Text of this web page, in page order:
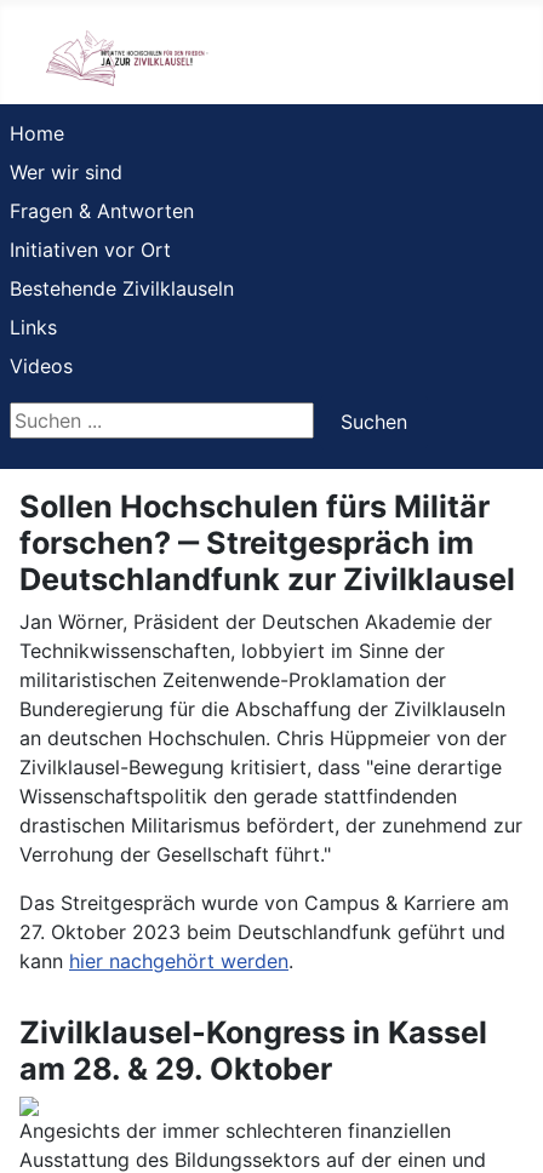
Home
Wer wir sind
Fragen & Antworten
Initiativen vor Ort
Bestehende Zivilklauseln
Links
Videos
Suchen ...
Suchen
Sollen Hochschulen fürs Militär
forschen? ‒ Streitgespräch im
Deutschlandfunk zur Zivilklausel
Jan Wörner, Präsident der Deutschen Akademie der
Technikwissenschaften, lobbyiert im Sinne der
militaristischen Zeitenwende-Proklamation der
Bunderegierung für die Abschaffung der Zivilklauseln
an deutschen Hochschulen. Chris Hüppmeier von der
Zivilklausel-Bewegung kritisiert, dass "eine derartige
Wissenschaftspolitik den gerade stattfindenden
drastischen Militarismus befördert, der zunehmend zur
Verrohung der Gesellschaft führt."
Das Streitgespräch wurde von Campus & Karriere am
27. Oktober 2023 beim Deutschlandfunk geführt und
kann hier nachgehört werden.
Zivilklausel-Kongress in Kassel
am 28. & 29. Oktober
Angesichts der immer schlechteren finanziellen
Ausstattung des Bildungssektors auf der einen und